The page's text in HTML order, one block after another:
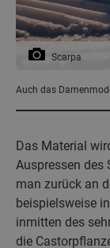
Scarpa
Auch das
Das Material
Auspressen des
man zurück an
beispielsweise
inmitten des
die